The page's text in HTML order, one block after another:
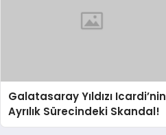
Galatasaray Yıldızı Icardi’nin
Ayrılık Sürecindeki Skandal!